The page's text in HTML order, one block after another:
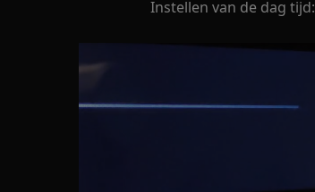
Instellen van de dag tijd: